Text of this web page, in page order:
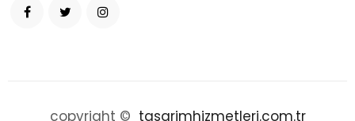
copyright © tasarimhizmetleri.com.tr